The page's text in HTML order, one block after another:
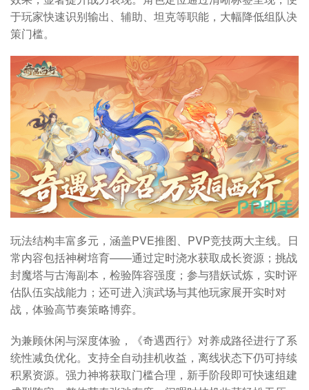
于玩家快速识别输出、辅助、坦克等职能，大幅降低组队决
策门槛。
玩法结构丰富多元，涵盖PVE推图、PVP竞技两大主线。日
常内容包括神树培育——通过定时浇水获取成长资源；挑战
封魔塔与古海副本，检验阵容强度；参与猎妖试炼，实时评
估队伍实战能力；还可进入演武场与其他玩家展开实时对
战，体验高节奏策略博弈。
为兼顾休闲与深度体验，《奇遇西行》对养成路径进行了系
统性减负优化。支持全自动挂机收益，离线状态下仍可持续
积累资源。强力神将获取门槛合理，新手阶段即可快速组建